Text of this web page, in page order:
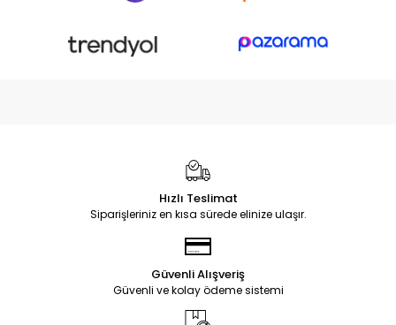
Hızlı Teslimat
Siparişleriniz en kısa sürede elinize ulaşır.
Güvenli Alışveriş
Güvenli ve kolay ödeme sistemi